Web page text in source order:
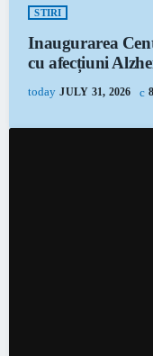
STIRI
Inaugurarea
cu afecțiuni
today JULY 31, 2026 8